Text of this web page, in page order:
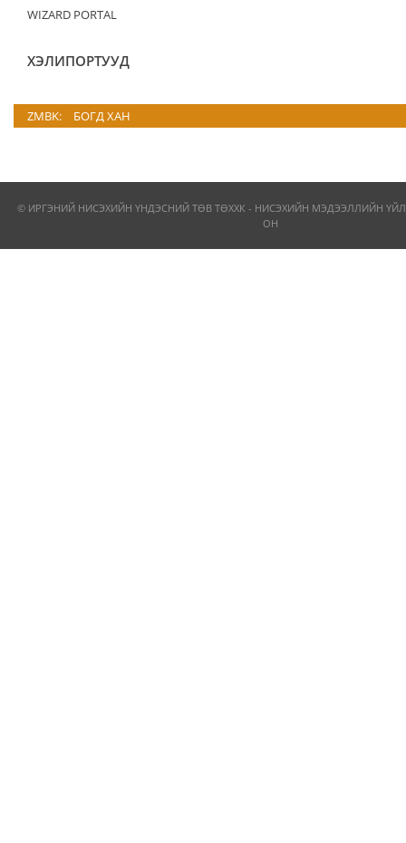
WIZARD PORTAL
ХЭЛИПОРТУУД
ZMBK: БОГД ХАН
© ИРГЭНИЙ НИСЭХИЙН ҮНДЭСНИЙ ТӨВ ТӨХХК - НИСЭХИЙН МЭДЭЭЛЛИЙН
ОН